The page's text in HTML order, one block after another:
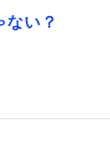
い？